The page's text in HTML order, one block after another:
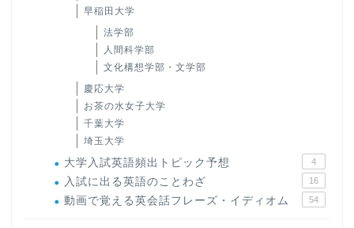
早稲田大学
法学部
人間科学部
文化構想学部・文学部
慶応大学
お茶の水女子大学
千葉大学
埼玉大学
大学入試英語頻出トピック予想 4
入試に出る英語のことわざ 16
動画で覚える英会話フレーズ・イディオム 54